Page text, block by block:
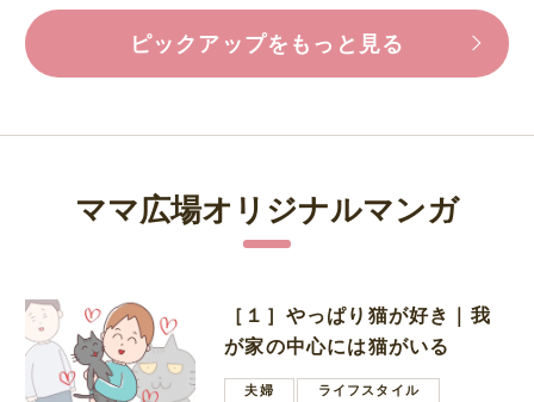
ピックアップをもっと見る
ママ広場オリジナルマンガ
［１］やっぱり猫が好き｜我
が家の中心には猫がいる
夫婦
ライフスタイル